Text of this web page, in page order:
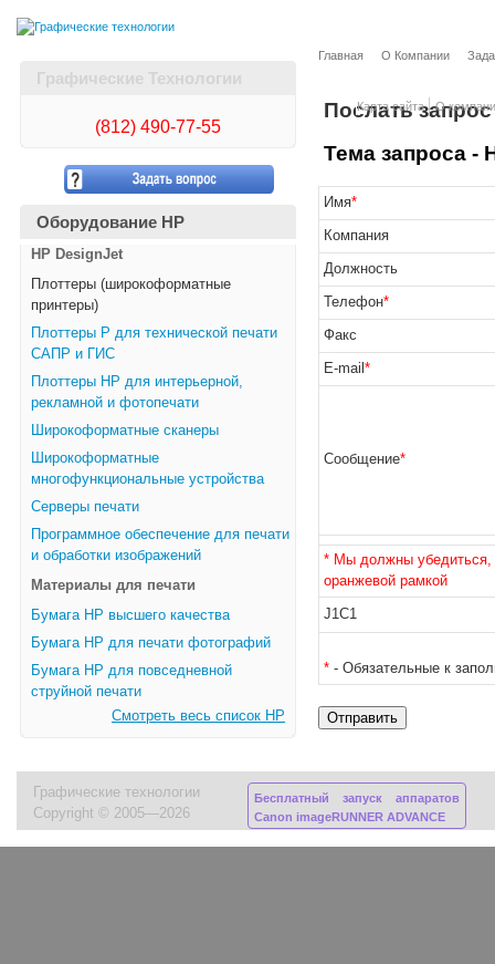
Карта сайта О
Графические Технологии
(812) 490-77-55
Оборудование HP
HP DesignJet
Плоттеры (широкоформатные
принтеры)
Плоттеры Р для технической печати
САПР и ГИС
Плоттеры НР для интерьерной,
рекламной и фотопечати
Широкоформатные сканеры
Широкоформатные
многофункциональные устройства
Серверы печати
Программное обеспечение для печати
и обработки изображений
Материалы для печати
Бумага HP высшего качества
Бумага HP для печати фотографий
Бумага HP для повседневной
струйной печати
Смотреть весь список HP
Главная О Компании
Послать
Тема запроса -
Имя*
Компания
Должность
Телефон*
Факс
E-mail *
Сообщение*
* Мы должны убедиться,
оранжевой рамкой
J1C1
* - Обязательные к
Графические технологии
Copyright © 2005—2026
Бесплатный запуск аппаратов
Canon imageRUNNER ADVANCE